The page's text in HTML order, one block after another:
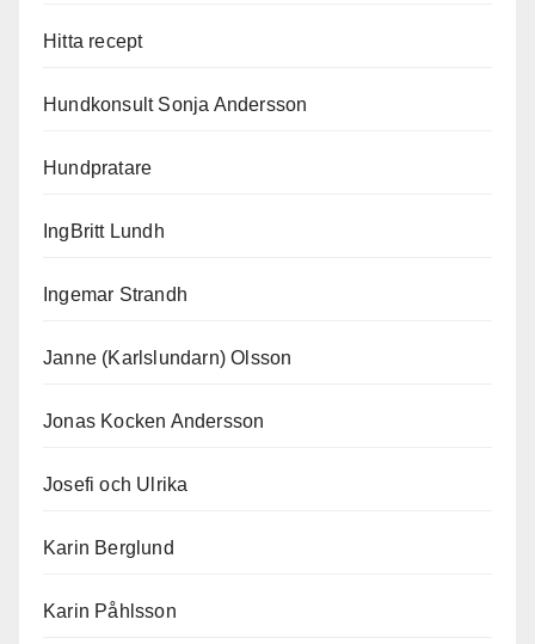
Hitta recept
Hundkonsult Sonja Andersson
Hundpratare
IngBritt Lundh
Ingemar Strandh
Janne (Karlslundarn) Olsson
Jonas Kocken Andersson
Josefi och Ulrika
Karin Berglund
Karin Påhlsson